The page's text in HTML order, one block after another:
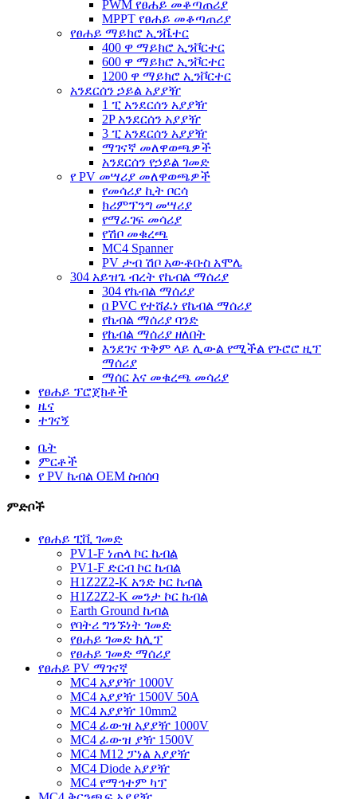
PWM የፀሐይ መቆጣጠሪያ
MPPT የፀሐይ መቆጣጠሪያ
የፀሐይ ማይክሮ ኢንቬተር
400 ዋ ማይክሮ ኢንቮርተር
600 ዋ ማይክሮ ኢንቮርተር
1200 ዋ ማይክሮ ኢንቮርተር
አንደርሰን ኃይል አያያዥ
1 ፒ አንደርሰን አያያዥ
2P አንደርሰን አያያዥ
3 ፒ አንደርሰን አያያዥ
ማገናኛ መለዋወጫዎች
አንደርሰን የኃይል ገመድ
የ PV መሣሪያ መለዋወጫዎች
የመሳሪያ ኪት ቦርሳ
ክሪምፕንግ መሣሪያ
የማራገፍ መሳሪያ
የሽቦ መቁረጫ
MC4 Spanner
PV ታብ ሽቦ አውቶቡስ አሞሌ
304 አይዝጌ ብረት የኬብል ማሰሪያ
304 የኬብል ማሰሪያ
በ PVC የተሸፈነ የኬብል ማሰሪያ
የኬብል ማሰሪያ ባንድ
የኬብል ማሰሪያ ዘለበት
እንደገና ጥቅም ላይ ሊውል የሚችል የጉሮሮ ዚፕ
ማሰሪያ
ማሰር እና መቁረጫ መሳሪያ
የፀሐይ ፕሮጀክቶች
ዜና
ተገናኝ
ቤት
ምርቶች
የ PV ኬብል OEM ስብሰባ
ምድቦች
የፀሐይ ፒቪ ገመድ
PV1-F ነጠላ ኮር ኬብል
PV1-F ድርብ ኮር ኬብል
H1Z2Z2-K አንድ ኮር ኬብል
H1Z2Z2-K መንታ ኮር ኬብል
Earth Ground ኬብል
የባትሪ ግንኙነት ገመድ
የፀሐይ ገመድ ክሊፕ
የፀሐይ ገመድ ማሰሪያ
የፀሐይ PV ማገናኛ
MC4 አያያዥ 1000V
MC4 አያያዥ 1500V 50A
MC4 አያያዥ 10mm2
MC4 ፊውዝ አያያዥ 1000V
MC4 ፊውዝ ያዥ 1500V
MC4 M12 ፓነል አያያዥ
MC4 Diode አያያዥ
MC4 የማኅተም ካፕ